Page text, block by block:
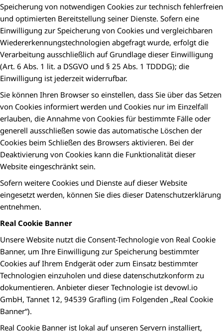
Speicherung von notwendigen Cookies zur technisch fehlerfreien
und optimierten Bereitstellung seiner Dienste. Sofern eine
Einwilligung zur Speicherung von Cookies und vergleichbaren
Wiedererkennungstechnologien abgefragt wurde, erfolgt die
Verarbeitung ausschließlich auf Grundlage dieser Einwilligung
(Art. 6 Abs. 1 lit. a DSGVO und § 25 Abs. 1 TDDDG); die
Einwilligung ist jederzeit widerrufbar.
Sie können Ihren Browser so einstellen, dass Sie über das Setzen
von Cookies informiert werden und Cookies nur im Einzelfall
erlauben, die Annahme von Cookies für bestimmte Fälle oder
generell ausschließen sowie das automatische Löschen der
Cookies beim Schließen des Browsers aktivieren. Bei der
Deaktivierung von Cookies kann die Funktionalität dieser
Website eingeschränkt sein.
Sofern weitere Cookies und Dienste auf dieser Website
eingesetzt werden, können Sie dies dieser Datenschutzerklärung
entnehmen.
Real Cookie Banner
Unsere Website nutzt die Consent-Technologie von Real Cookie
Banner, um Ihre Einwilligung zur Speicherung bestimmter
Cookies auf Ihrem Endgerät oder zum Einsatz bestimmter
Technologien einzuholen und diese datenschutzkonform zu
dokumentieren. Anbieter dieser Technologie ist devowl.io
GmbH, Tannet 12, 94539 Grafling (im Folgenden „Real Cookie
Banner“).
Real Cookie Banner ist lokal auf unseren Servern installiert,